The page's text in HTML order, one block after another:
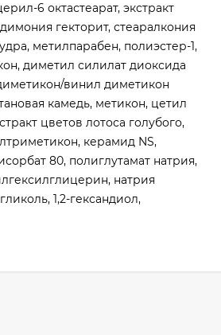
6 октастеарат, экстракт
гекторит, стеаралкония
метилпарабен, полиэстер-1,
диметил силилат диоксида
винил диметикон
камедь, метикон, цетил
цветов лотоса голубого,
керамид NS,
80, полиглутамат натрия,
натрия
1,2-гександиол,